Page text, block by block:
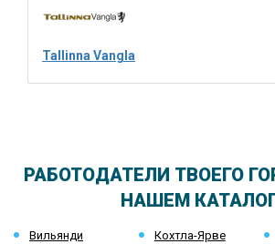
Tallinna Vangla
РАБОТОДАТЕЛИ ТВОЕГО
НАШЕМ
Вильянди Кохтла-Ярве